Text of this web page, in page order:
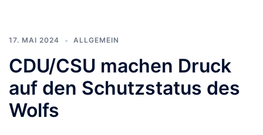
17. MAI 2024 ALLGEMEIN
CDU/CSU machen Druck
auf den Schutzstatus des
Wolfs